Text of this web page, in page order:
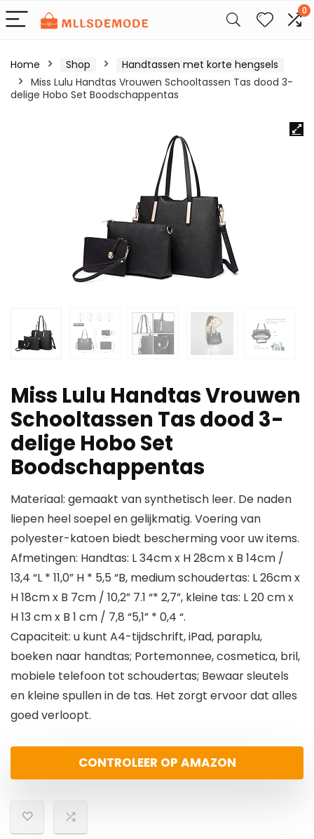
0
Home Shop
Handtassen met korte hengsels
Miss Lulu Handtas Vrouwen Schooltassen Tas dood 3-
delige Hobo Set Boodschappentas
Miss Lulu Handtas Vrouwen
Schooltassen Tas dood 3-
delige Hobo Set
Boodschappentas
Materiaal: gemaakt van synthetisch leer. De naden
liepen heel soepel en gelijkmatig. Voering van
polyester-katoen biedt bescherming voor uw items.
Afmetingen: Handtas: L 34cm x H 28cm x B 14cm /
13,4 “L * 11,0” H * 5,5 “B, medium schoudertas: L 26cm x
H 18cm x B 7cm / 10,2” 7.1 “* 2,7”, kleine tas: L 20 cm x
H 13 cm x B 1 cm / 7,8 “5,1” * 0,4 “.
Capaciteit: u kunt A4-tijdschrift, iPad, paraplu,
boeken naar handtas; Portemonnee, cosmetica, bril,
mobiele telefoon tot schoudertas; Bewaar sleutels
en kleine spullen in de tas. Het zorgt ervoor dat alles
goed verloopt.
CONTROLEER OP AMAZON